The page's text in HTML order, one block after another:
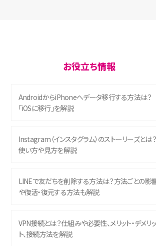
お役立ち情報
AndroidからiPhoneへデータ移行する方法は？
「iOSに移行」を解説
Instagram（インスタグラム）のストーリーズとは？
使い方や見方を解説
LINEで友だちを削除する方法は？方法ごとの影
や復活・復元する方法も解説
VPN接続とは？仕組みや必要性、メリット・デメリッ
ト、接続方法を解説